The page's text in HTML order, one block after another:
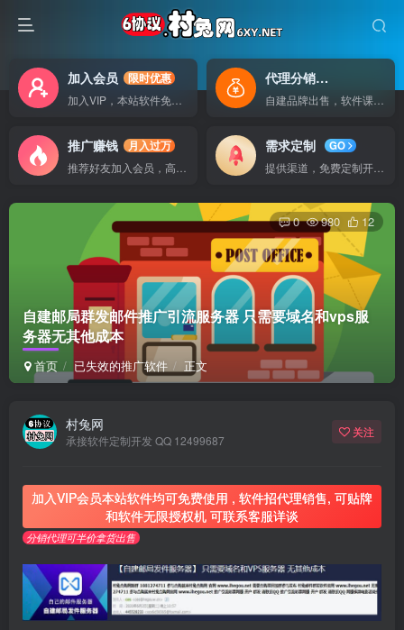
加入会员
限时优惠
代理分销自己做老板
推广赚钱
月入过万
需求定制
GO
自建邮局群发邮件推广引流服务器 只需要域名和vps服
务器无其他成本
首页 已失效的推广软件 正文
0 980 12
村兔网
承接软件定制开发 QQ 12499687
关注
加入VIP会员本站软件均可免费使用 , 软件招代理销售, 可贴牌
和软件无限授权机 可联系客服详谈
分销代理可半价拿货出售